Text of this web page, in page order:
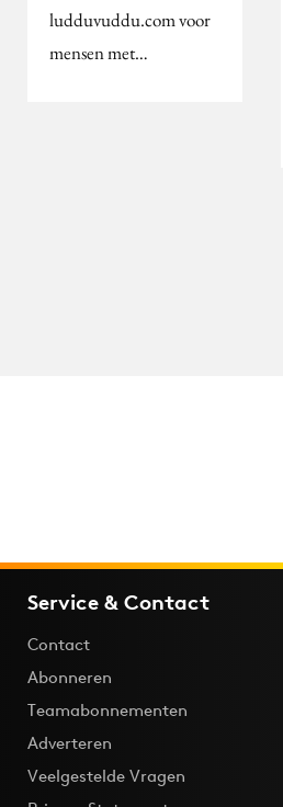
ludduvuddu.com voor
mensen met…
Service & Contact
Contact
Abonneren
Teamabonnementen
Adverteren
Veelgestelde Vragen